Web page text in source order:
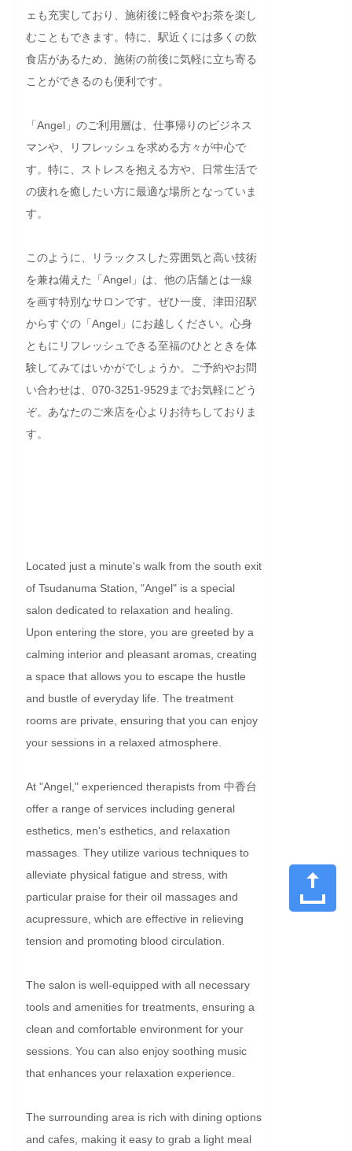
ェも充実しており、施術後に軽食やお茶を楽し
むこともできます。特に、駅近くには多くの飲
食店があるため、施術の前後に気軽に立ち寄る
ことができるのも便利です。
「Angel」のご利用層は、仕事帰りのビジネス
マンや、リフレッシュを求める方々が中心で
す。特に、ストレスを抱える方や、日常生活で
の疲れを癒したい方に最適な場所となっていま
す。
このように、リラックスした雰囲気と高い技術
を兼ね備えた「Angel」は、他の店舗とは一線
を画す特別なサロンです。ぜひ一度、津田沼駅
からすぐの「Angel」にお越しください。心身
ともにリフレッシュできる至福のひとときを体
験してみてはいかがでしょうか。ご予約やお問
い合わせは、070-3251-9529までお気軽にどう
ぞ。あなたのご来店を心よりお待ちしておりま
す。
Located just a minute's walk from the south exit
of Tsudanuma Station, "Angel" is a special
salon dedicated to relaxation and healing.
Upon entering the store, you are greeted by a
calming interior and pleasant aromas, creating
a space that allows you to escape the hustle
and bustle of everyday life. The treatment
rooms are private, ensuring that you can enjoy
your sessions in a relaxed atmosphere.
At "Angel," experienced therapists from 中香台
offer a range of services including general
esthetics, men's esthetics, and relaxation
massages. They utilize various techniques to
alleviate physical fatigue and stress, with
particular praise for their oil massages and
acupressure, which are effective in relieving
tension and promoting blood circulation.
The salon is well-equipped with all necessary
tools and amenities for treatments, ensuring a
clean and comfortable environment for your
sessions. You can also enjoy soothing music
that enhances your relaxation experience.
The surrounding area is rich with dining options
and cafes, making it easy to grab a light meal